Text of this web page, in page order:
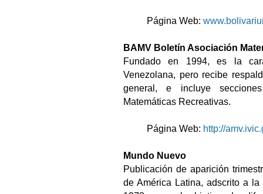
Página Web:
BAMV Boletín Asociación
Fundado en 1994, es la
Venezolana, pero recibe
general, e incluye
Matemáticas Recreativas.
Página Web: http://
Mundo Nuevo
Publicación de aparición
de América Latina, adscrito a